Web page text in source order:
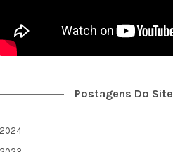
Postagens Do Site
2024